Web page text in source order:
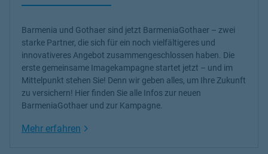
Barmenia und Gothaer sind jetzt BarmeniaGothaer – zwei
starke Partner, die sich für ein noch vielfältigeres und
innovativeres Angebot zusammengeschlossen haben. Die
erste gemeinsame Imagekampagne startet jetzt – und im
Mittelpunkt stehen Sie! Denn wir geben alles, um Ihre Zukunft
zu versichern! Hier finden Sie alle Infos zur neuen
BarmeniaGothaer und zur Kampagne.
Mehr erfahren Link Opens in New Tab